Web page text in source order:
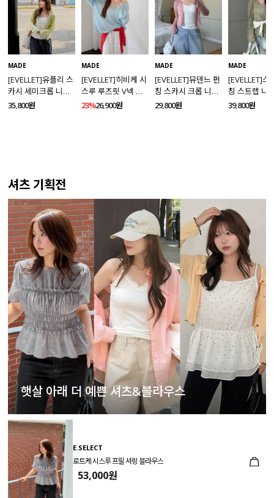
MADE
[EVELLET]유플리 스
카시 세미크롭 니트
가디건
35,800원
MADE
[EVELLET]히비케 시
스루 루즈핏 V넥 니
트
23%26,900원
MADE
[EVELLET]뮤덴느 펀
칭 스카시 크롭 니트
가디건
29,800원
MADE
[EVELLET]스
칭 스트랩 니
39,800원
셔츠 기획전
햇살 아래 더 예쁜 셔츠&블라우스
E.SELECT
로트케 시스루 프릴 셔링 블라우스
53,000원